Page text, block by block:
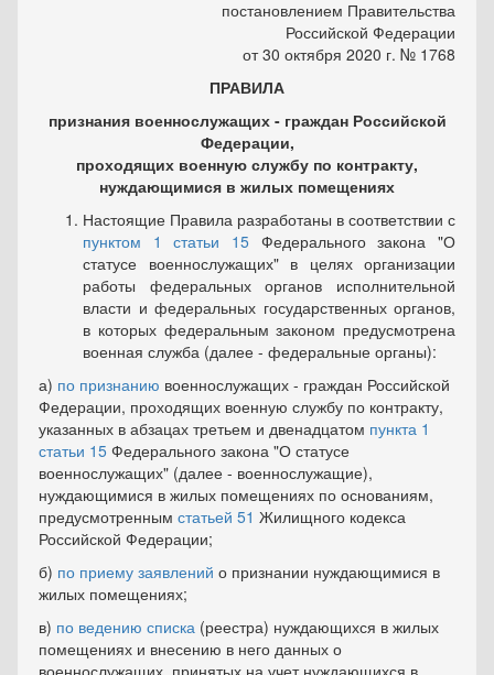
постановлением Правительства
Российской Федерации
от 30 октября 2020 г. № 1768
ПРАВИЛА
признания военнослужащих - граждан Российской
Федерации,
проходящих военную службу по контракту,
нуждающимися в жилых помещениях
Настоящие Правила разработаны в соответствии с
пунктом 1 статьи 15 Федерального закона "О
статусе военнослужащих" в целях организации
работы федеральных органов исполнительной
власти и федеральных государственных органов,
в которых федеральным законом предусмотрена
военная служба (далее - федеральные органы):
а) по признанию военнослужащих - граждан Российской
Федерации, проходящих военную службу по контракту,
указанных в абзацах третьем и двенадцатом пункта 1
статьи 15 Федерального закона "О статусе
военнослужащих" (далее - военнослужащие),
нуждающимися в жилых помещениях по основаниям,
предусмотренным статьей 51 Жилищного кодекса
Российской Федерации;
б) по приему заявлений о признании нуждающимися в
жилых помещениях;
в) по ведению списка (реестра) нуждающихся в жилых
помещениях и внесению в него данных о